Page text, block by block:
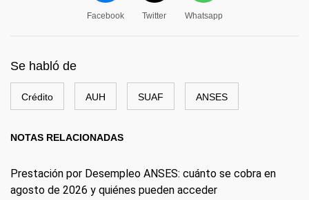
Facebook Twitter Whatsapp
Se habló de
Crédito AUH SUAF ANSES
NOTAS RELACIONADAS
Prestación por Desempleo ANSES: cuánto se cobra en
agosto de 2026 y quiénes pueden acceder